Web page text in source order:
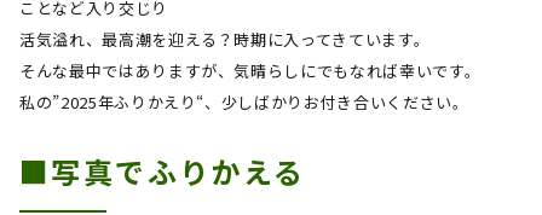
ことなど入り交じり
活気溢れ、最高潮を迎える？時期に入ってきています。
そんな最中ではありますが、気晴らしにでもなれば幸いです。
私の”2025年ふりかえり“、少しばかりお付き合いください。
■写真でふりかえる